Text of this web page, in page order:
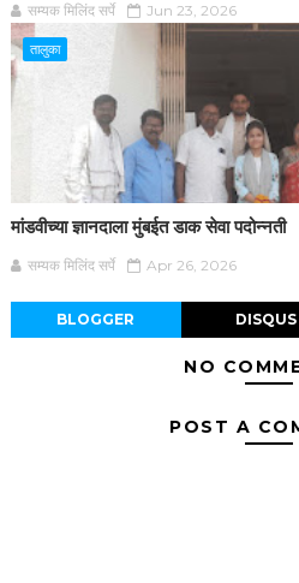
सम्यक मिलिंद सर्पे Jun 23, 2026
तालुका
मांडवीच्या ज्ञानदाला मुंबईत डाक सेवा पदोन्नती
सम्यक मिलिंद सर्पे Apr 26, 2026
BLOGGER DISQUS
NO
POST A